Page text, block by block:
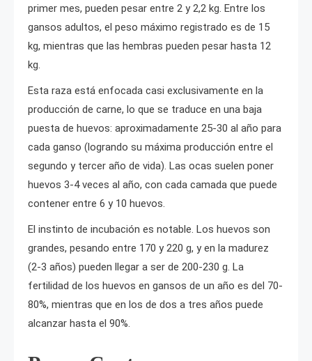
primer mes, pueden pesar entre 2 y 2,2 kg. Entre los
gansos adultos, el peso máximo registrado es de 15
kg, mientras que las hembras pueden pesar hasta 12
kg.
Esta raza está enfocada casi exclusivamente en la
producción de carne, lo que se traduce en una baja
puesta de huevos: aproximadamente 25-30 al año para
cada ganso (logrando su máxima producción entre el
segundo y tercer año de vida). Las ocas suelen poner
huevos 3-4 veces al año, con cada camada que puede
contener entre 6 y 10 huevos.
El instinto de incubación es notable. Los huevos son
grandes, pesando entre 170 y 220 g, y en la madurez
(2-3 años) pueden llegar a ser de 200-230 g. La
fertilidad de los huevos en gansos de un año es del 70-
80%, mientras que en los de dos a tres años puede
alcanzar hasta el 90%.